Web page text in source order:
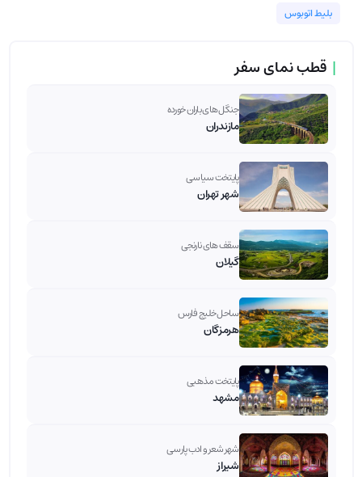
بلیط اتوبوس
| قطب نمای سفر
جنگل های باران خورده
مازندران
پایتخت سیاسی
شهر تهران
سقف های نارنجی
گیلان
ساحل خلیج فارس
هرمزگان
پایتخت مذهبی
مشهد
شهر شعر و ادب پارسی
شیراز